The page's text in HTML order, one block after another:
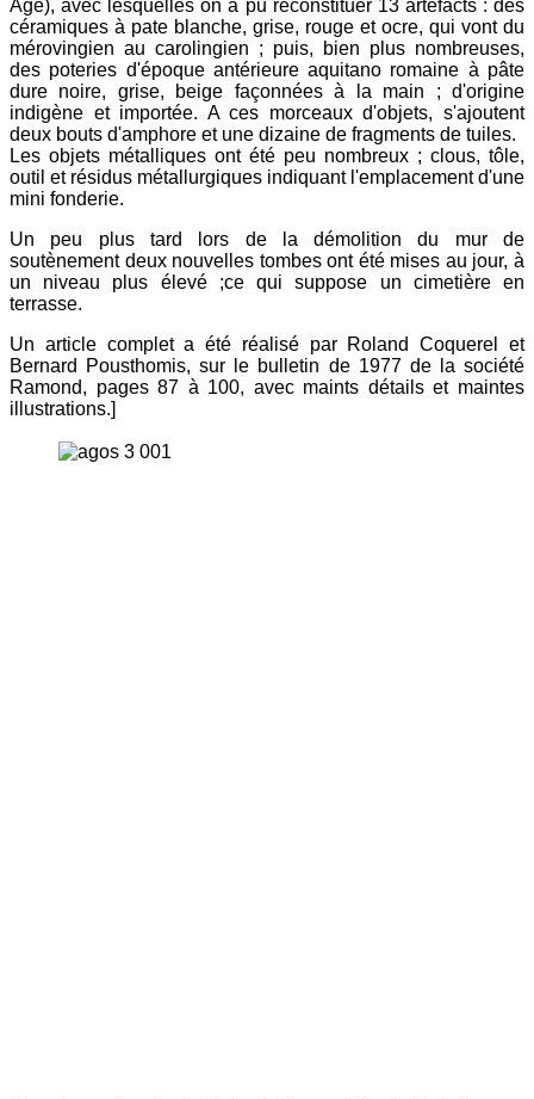
Age), avec lesquelles on a pu reconstituer 13 artéfacts : des
céramiques à pate blanche, grise, rouge et ocre, qui vont du
mérovingien au carolingien ; puis, bien plus nombreuses,
des poteries d'époque antérieure aquitano romaine à pâte
dure noire, grise, beige façonnées à la main ; d'origine
indigène et importée. A ces morceaux d'objets, s'ajoutent
deux bouts d'amphore et une dizaine de fragments de tuiles.
Les objets métalliques ont été peu nombreux ; clous, tôle,
outil et résidus métallurgiques indiquant l'emplacement d'une
mini fonderie.
Un peu plus tard lors de la démolition du mur de
soutènement deux nouvelles tombes ont été mises au jour, à
un niveau plus élevé ;ce qui suppose un cimetière en
terrasse.
Un article complet a été réalisé par Roland Coquerel et
Bernard Pousthomis, sur le bulletin de 1977 de la société
Ramond, pages 87 à 100, avec maints détails et maintes
illustrations.]